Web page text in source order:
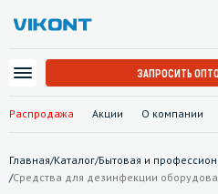
Распродажа Акции О компании
ЗАПРОСИТЬ
Главная/Каталог/Бытовая и
/Средства для дезинфекции